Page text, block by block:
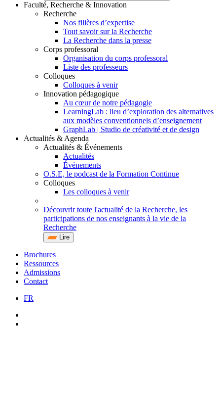
Faculté, Recherche & Innovation
Recherche
Nos filières d’expertise
Tout savoir sur la Recherche
La Recherche dans la presse
Corps professoral
Organisation du corps professoral
Liste des professeurs
Colloques
Colloques à venir
Innovation pédagogique
Au cœur de notre pédagogie
LearningLab : lieu d’exploration des alternatives
aux modèles conventionnels d’enseignement
GraphLab | Studio de créativité et de design
Actualités & Agenda
Actualités & Événements
Actualités
Événements
O.S.E, le podcast de la Formation Continue
Colloques
Les colloques à venir
Découvrir toute l'actualité de la Recherche, les
participations de nos enseignants à la vie de la
Recherche
Lire
Brochures
Ressources
Admissions
Contact
FR